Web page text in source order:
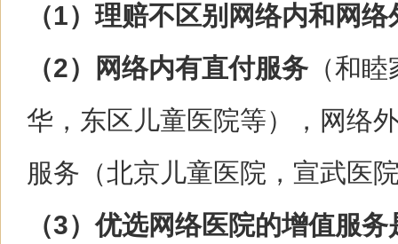
（1）理赔不区别网络内和网络
（2）网络内有直付服务（和睦
华，东区儿童医院等），网络
服务（北京儿童医院，宣武医
（3）优选网络医院的增值服